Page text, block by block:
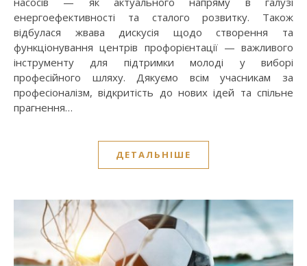
енергоефективності та сталого розвитку. Також
відбулася жвава дискусія щодо створення та
функціонування центрів профорієнтації — важливого
інструменту для підтримки молоді у виборі
професійного шляху. Дякуємо всім учасникам за
професіоналізм, відкритість до нових ідей та спільне
прагнення…
ДЕТАЛЬНІШЕ